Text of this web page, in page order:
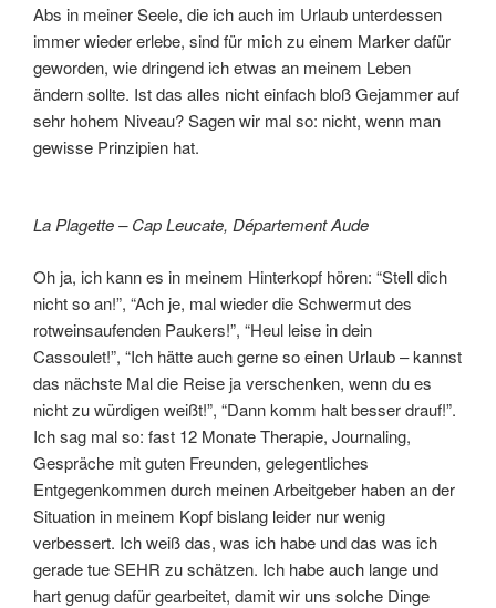
Abs in meiner Seele, die ich auch im Urlaub unterdessen
immer wieder erlebe, sind für mich zu einem Marker dafür
geworden, wie dringend ich etwas an meinem Leben
ändern sollte. Ist das alles nicht einfach bloß Gejammer auf
sehr hohem Niveau? Sagen wir mal so: nicht, wenn man
gewisse Prinzipien hat.
La Plagette – Cap Leucate, Département Aude
Oh ja, ich kann es in meinem Hinterkopf hören: “Stell dich
nicht so an!”, “Ach je, mal wieder die Schwermut des
rotweinsaufenden Paukers!”, “Heul leise in dein
Cassoulet!”, “Ich hätte auch gerne so einen Urlaub – kannst
das nächste Mal die Reise ja verschenken, wenn du es
nicht zu würdigen weißt!”, “Dann komm halt besser drauf!”.
Ich sag mal so: fast 12 Monate Therapie, Journaling,
Gespräche mit guten Freunden, gelegentliches
Entgegenkommen durch meinen Arbeitgeber haben an der
Situation in meinem Kopf bislang leider nur wenig
verbessert. Ich weiß das, was ich habe und das was ich
gerade tue SEHR zu schätzen. Ich habe auch lange und
hart genug dafür gearbeitet, damit wir uns solche Dinge